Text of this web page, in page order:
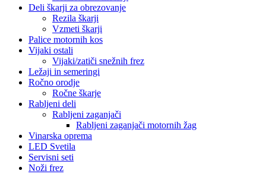
Deli škarji za obrezovanje
Rezila škarji
Vzmeti škarji
Palice motornih kos
Vijaki ostali
Vijaki/zatiči snežnih frez
Ležaji in semeringi
Ročno orodje
Ročne škarje
Rabljeni deli
Rabljeni zaganjači
Rabljeni zaganjači motornih žag
Vinarska oprema
LED Svetila
Servisni seti
Noži frez